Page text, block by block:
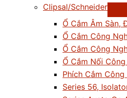
Clipsal/Schneider
Ổ Cắm Âm Sàn,
Ổ Cắm Công
Ổ Cắm Công
Ổ Cắm Nối
Phích Cắm Công
Series 56,